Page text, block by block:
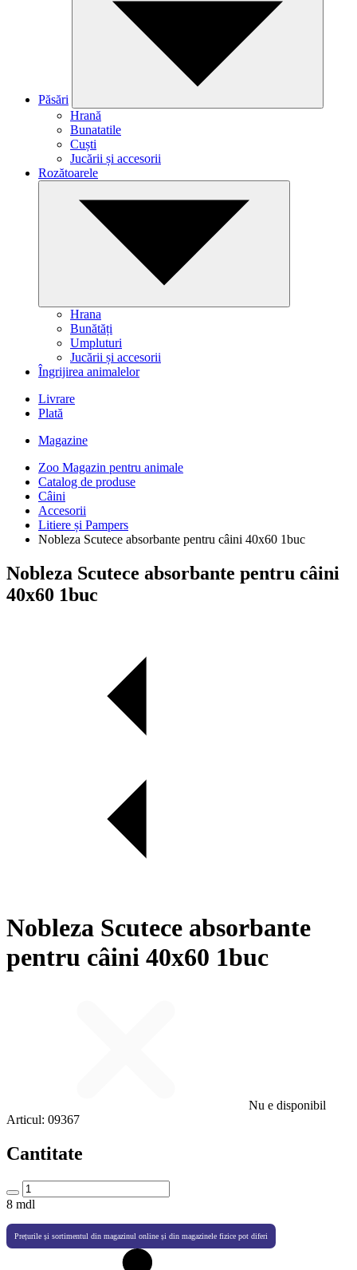
Păsări
Hrană
Bunatatile
Cuști
Jucării și accesorii
Rozătoarele
Hrana
Bunătăți
Umpluturi
Jucării și accesorii
Îngrijirea animalelor
Livrare
Plată
Magazine
Zoo Magazin pentru animale
Catalog de produse
Câini
Accesorii
Litiere și Pampers
Nobleza Scutece absorbante pentru câini 40х60 1buc
Nobleza Scutece absorbante pentru câini
40х60 1buc
Nobleza Scutece absorbante
pentru câini 40х60 1buc
Nu e disponibil
Articul: 09367
Cantitate
8 mdl
Prețurile și sortimentul din magazinul online și din magazinele fizice pot diferi